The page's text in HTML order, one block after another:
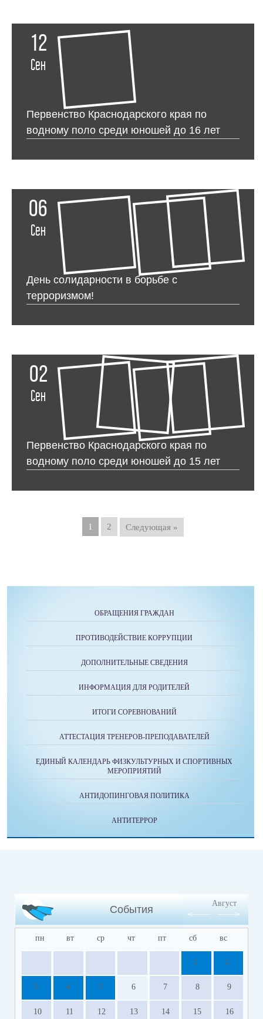
12
Сен
Первенство Краснодарского края по
водному поло среди юношей до 16 лет
06
Сен
День солидарности в борьбе с
терроризмом!
02
Сен
Первенство Краснодарского края по
водному поло среди юношей до 15 лет
1 2 Следующая »
ОБРАЩЕНИЯ ГРАЖДАН
ПРОТИВОДЕЙСТВИЕ КОРРУПЦИИ
ДОПОЛНИТЕЛЬНЫЕ СВЕДЕНИЯ
ИНФОРМАЦИЯ ДЛЯ РОДИТЕЛЕЙ
ИТОГИ СОРЕВНОВАНИЙ
АТТЕСТАЦИЯ ТРЕНЕРОВ-ПРЕПОДАВАТЕЛЕЙ
ЕДИНЫЙ КАЛЕНДАРЬ ФИЗКУЛЬТУРНЫХ И СПОРТИВНЫХ
МЕРОПРИЯТИЙ
АНТИДОПИНГОВАЯ ПОЛИТИКА
АНТИТЕРРОР
События
Август
пн вт ср чт пт сб вс
1 2
3 4 5 6 7 8 9
10 11 12 13 14 15 16